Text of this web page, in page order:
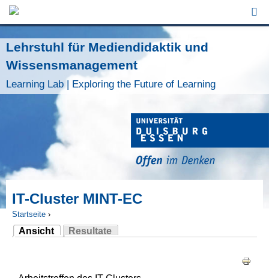
Jump to Navigation
Lehrstuhl für Mediendidaktik und
Wissensmanagement
Learning Lab | Exploring the Future of Learning
IT-Cluster MINT-EC
Sie sind hier
Startseite ›
Ansicht
(aktiver Reiter)
Resultate